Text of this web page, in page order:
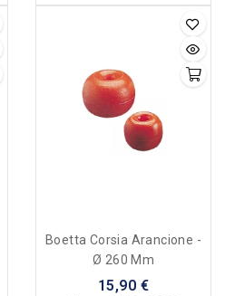
Boetta Corsia Arancione -
Ø 260 Mm
15,90 €